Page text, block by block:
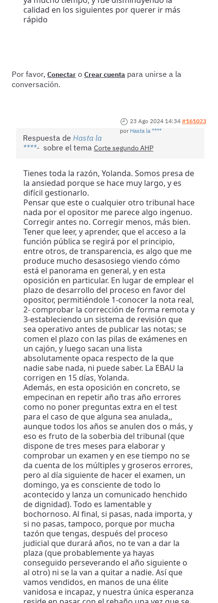
calidad en los siguientes por querer ir más
rápido
Por favor, Conectar o Crear cuenta para unirse a la
conversación.
23 Ago 2024 14:34 #161023
por Hasta la ****
Respuesta de Hasta la
****
sobre el tema Corte segundo AHP
Tienes toda la razón, Yolanda. Somos presa de
la ansiedad porque se hace muy largo, y es
difícil gestionarlo.
Pensar que este o cualquier otro tribunal hace
nada por el opositor me parece algo ingenuo.
Corregir antes no. Corregir menos, más bien.
Tener que leer, y aprender, que el acceso a la
función pública se regirá por el principio,
entre otros, de transparencia, es algo que me
produce mucho desasosiego viendo cómo
está el panorama en general, y en esta
oposición en particular. En lugar de emplear el
plazo de desarrollo del proceso en favor del
opositor, permitiéndole 1-conocer la nota real,
2- comprobar la corrección de forma remota y
3-estableciendo un sistema de revisión que
sea operativo antes de publicar las notas; se
comen el plazo con las pilas de exámenes en
un cajón, y luego sacan una lista
absolutamente opaca respecto de la que
nadie sabe nada, ni puede saber. La EBAU la
corrigen en 15 días, Yolanda.
Además, en esta oposición en concreto, se
empecinan en repetir año tras año errores
como no poner preguntas extra en el test
para el caso de que alguna sea anulada,,
aunque todos los años se anulen dos o más, y
eso es fruto de la soberbia del tribunal (que
dispone de tres meses para elaborar y
comprobar un examen y en ese tiempo no se
da cuenta de los múltiples y groseros errores,
pero al día siguiente de hacer el examen, un
domingo, ya es consciente de todo lo
acontecido y lanza un comunicado henchido
de dignidad). Todo es lamentable y
bochornoso. Al final, si pasas, nada importa, y
si no pasas, tampoco, porque por mucha
tazón que tengas, después del proceso
judicial que durará años, no te van a dar la
plaza (que probablemente ya hayas
conseguido perseverando el año siguiente o
al otro) ni se la van a quitar a nadie. Así que
vamos vendidos, en manos de una élite
vanidosa e incapaz, y nuestra única esperanza